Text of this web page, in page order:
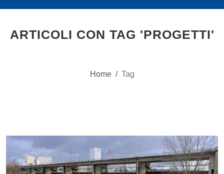
ARTICOLI CON TAG 'PROGETTI'
Home / Tag